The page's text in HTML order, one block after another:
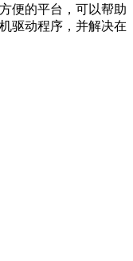
便的平台，可以帮助
驱动程序，并解决在